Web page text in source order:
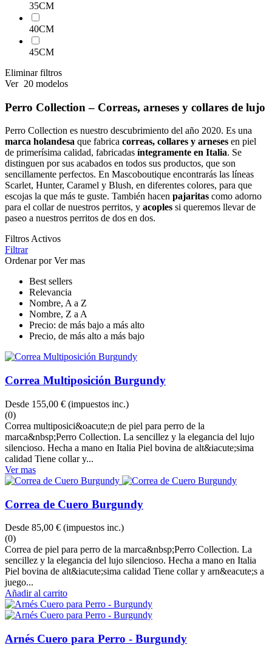
35CM
40CM
45CM
Eliminar filtros
Ver 20 modelos
Perro Collection – Correas, arneses y collares de lujo
Perro Collection es nuestro descubrimiento del año 2020. Es una
marca holandesa que fabrica correas, collares y arneses en piel
de primerísima calidad, fabricadas íntegramente en Italia. Se
distinguen por sus acabados en todos sus productos, que son
sencillamente perfectos. En Mascoboutique encontrarás las líneas
Scarlet, Hunter, Caramel y Blush, en diferentes colores, para que
escojas la que más te guste. También hacen pajaritas como adorno
para el collar de nuestros perritos, y acoples si queremos llevar de
paseo a nuestros perritos de dos en dos.
Filtros Activos
Filtrar
Ordenar por Ver mas
Best sellers
Relevancia
Nombre, A a Z
Nombre, Z a A
Precio: de más bajo a más alto
Precio, de más alto a más bajo
Correa Multiposición Burgundy
Desde 155,00 € (impuestos inc.)
(0)
Correa multiposici&oacute;n de piel para perro de la
marca&nbsp;Perro Collection. La sencillez y la elegancia del lujo
silencioso. Hecha a mano en Italia Piel bovina de alt&iacute;sima
calidad Tiene collar y...
Ver mas
Correa de Cuero Burgundy
Desde 85,00 € (impuestos inc.)
(0)
Correa de piel para perro de la marca&nbsp;Perro Collection. La
sencillez y la elegancia del lujo silencioso. Hecha a mano en Italia
Piel bovina de alt&iacute;sima calidad Tiene collar y arn&eacute;s a
juego...
Añadir al carrito
Arnés Cuero para Perro - Burgundy